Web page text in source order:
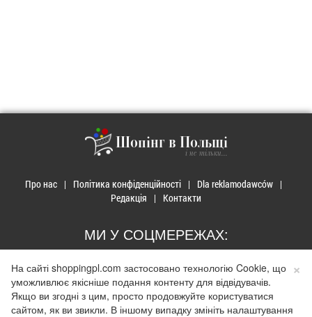
Шопінг в Польщі
і не тільки...
Про нас Політика конфіденційності
Dla reklamodawców
Редакція
Контакти
МИ У СОЦМЕРЕЖАХ:
© 2026 Закупи в Польщі. Developed byRealnet.cf.Depositphotos
×
На сайті shoppingpl.com застосовано технологію Cookie, що
уможливлює якісніше подання контенту для відвідувачів.
Якщо ви згодні з цим, просто продовжуйте користуватися
сайтом, як ви звикли. В іншому випадку змініть налаштування